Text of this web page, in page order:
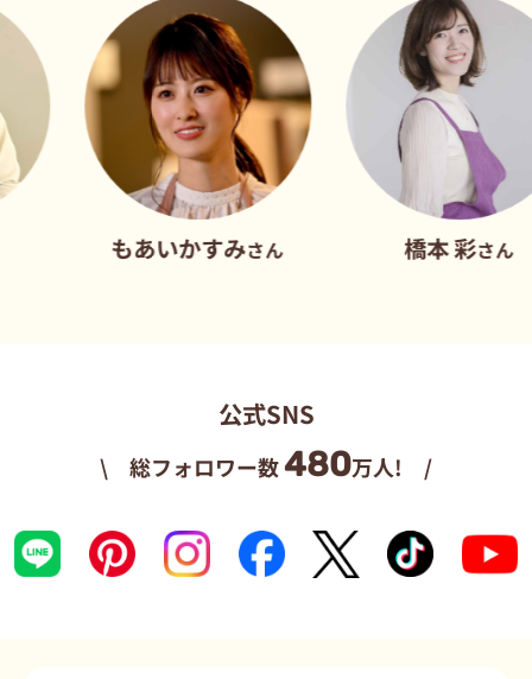
もあいかすみさん 橋本 彩さん
公式SNS
\ 総フォロワー数480万人! /